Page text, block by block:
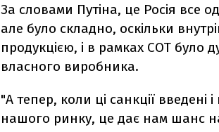
За словами Путіна, це Росія все
але було складно, оскільки
продукцією, і в рамках СОТ було
власного виробника.
"А тепер, коли ці санкції
нашого ринку, це дає нам шанс